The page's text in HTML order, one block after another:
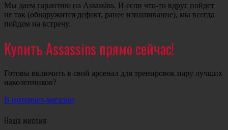
Мы даем гарантию на Assassins. И если что-то вдруг пойдет
не так (обнаружится дефект, ранее изнашивание), мы всегда
пойдем на встречу.
Купить Assassins прямо сейчас!
Готовы включить в свой арсенал для тренировок пару лучших
наколенников?
В интернет-магазин
Наша миссия